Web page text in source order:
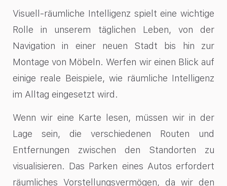
Visuell-räumliche Intelligenz spielt eine wichtige
Rolle in unserem täglichen Leben, von der
Navigation in einer neuen Stadt bis hin zur
Montage von Möbeln. Werfen wir einen Blick auf
einige reale Beispiele, wie räumliche Intelligenz
im Alltag eingesetzt wird.
Wenn wir eine Karte lesen, müssen wir in der
Lage sein, die verschiedenen Routen und
Entfernungen zwischen den Standorten zu
visualisieren. Das Parken eines Autos erfordert
räumliches Vorstellungsvermögen, da wir den